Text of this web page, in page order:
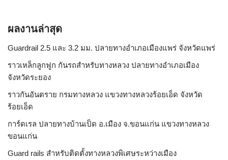
ผลงานล่าสุด
Guardrail 2.5 และ 3.2 มม. ปลายทางอำเภอเมืองแพร่ จังหวัดแพร่
ราวเหล็กลูกฟูก กันรถสําหรับทางหลวง ปลายทางอำเภอเมือง
จังหวัดระยอง
ราวกันอันตราย กรมทางหลวง แขวงทางหลวงร้อยเอ็ด จังหวัด
ร้อยเอ็ด
การ์ดเรล ปลายทางบ้านเป็ด อ.เมือง จ.ขอนแก่น แขวงทางหลวง
ขอนแก่น
Guard rails สำหรับติดตั้งทางหลวงพิเศษระหว่างเมือง